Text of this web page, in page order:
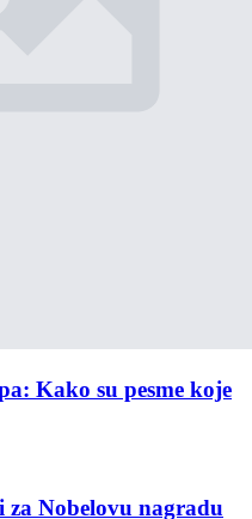
Kako su pesme koje
Nobelovu nagradu